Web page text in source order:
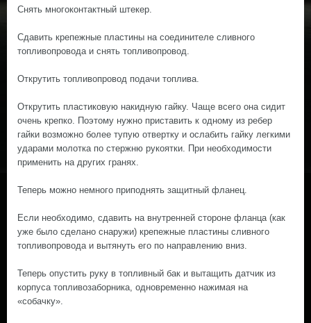
Снять многоконтактный штекер.
Сдавить крепежные пластины на соединителе сливного
топливопровода и снять топливопровод.
Открутить топливопровод подачи топлива.
Открутить пластиковую накидную гайку. Чаще всего она сидит
очень крепко. Поэтому нужно приставить к одному из ребер
гайки возможно более тупую отвертку и ослабить гайку легкими
ударами молотка по стержню рукоятки. При необходимости
применить на других гранях.
Теперь можно немного приподнять защитный фланец.
Если необходимо, сдавить на внутренней стороне фланца (как
уже было сделано снаружи) крепежные пластины сливного
топливопровода и вытянуть его по направлению вниз.
Теперь опустить руку в топливный бак и вытащить датчик из
корпуса топливозаборника, одновременно нажимая на
«собачку».